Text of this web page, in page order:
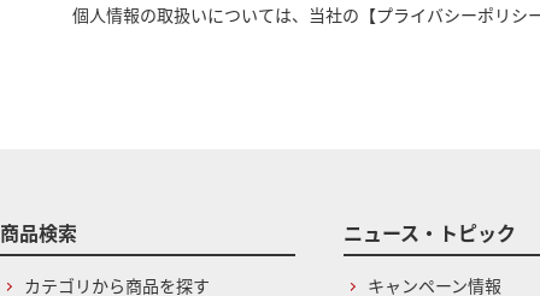
個人情報の取扱いについては、当社の 【プライバシーポリシ
商品検索
カテゴリから商品を探す
ニュース・トピック
キャンペーン情報